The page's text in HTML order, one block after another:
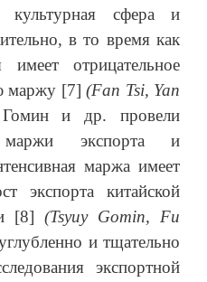
культурная сфера и
в то время как
имеет отрицательное
маржу [7](Fan Tsi, Yan
и др. провели
экспорта и
маржа имеет
экспорта китайской
[8] (Tsyuy Gomin, Fu
и тщательно
экспортной